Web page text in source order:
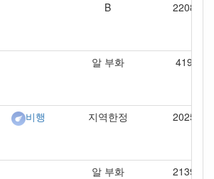
B 2208
알 부화 419
비행 지역한정 2025
알 부화 2139